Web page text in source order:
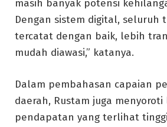
masih banyak potensi
Dengan sistem digital, seluruh
tercatat dengan baik, lebih
mudah diawasi,” katanya.
Dalam pembahasan capaian
daerah, Rustam juga
pendapatan yang terlihat